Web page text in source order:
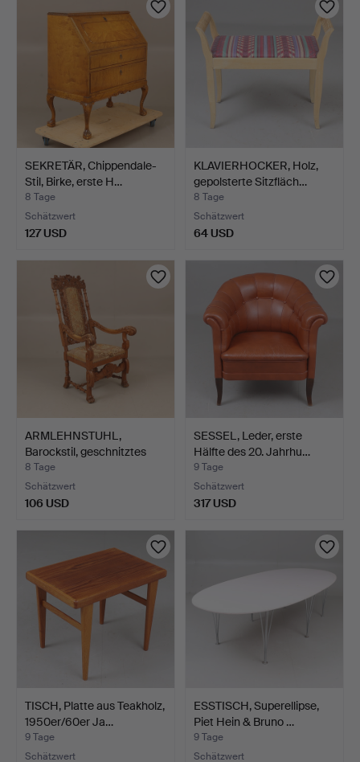
SEKRETÄR, Chippendale-
Stil, Birke, erste H…
8 Tage
Schätzwert
127 USD
KLAVIERHOCKER, Holz,
gepolsterte Sitzfläch…
8 Tage
Schätzwert
64 USD
ARMLEHNSTUHL,
Barockstil, geschnitztes
Dek…
8 Tage
Schätzwert
106 USD
SESSEL, Leder, erste
Hälfte des 20. Jahrhu…
9 Tage
Schätzwert
317 USD
TISCH, Platte aus Teakholz,
1950er/60er Ja…
9 Tage
Schätzwert
ESSTISCH, Superellipse,
Piet Hein & Bruno …
9 Tage
Schätzwert